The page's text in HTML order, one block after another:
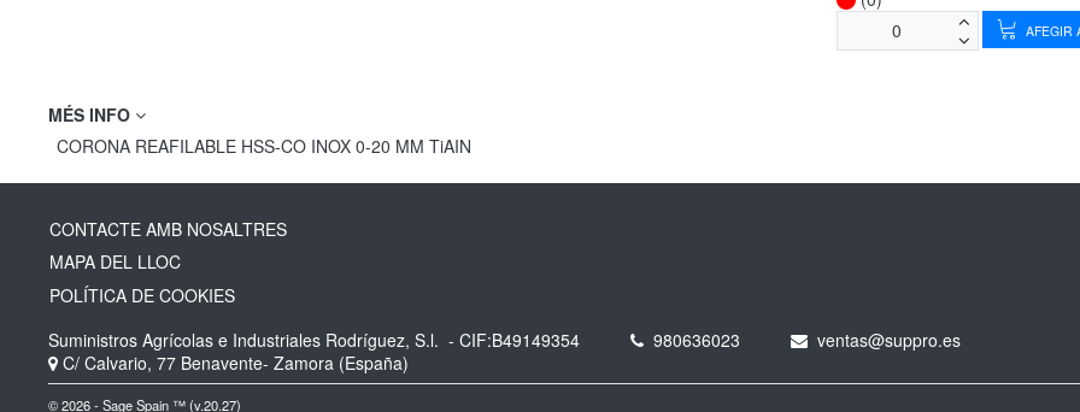
AFEGIR
MÉS INFO
CORONA REAFILABLE HSS-CO INOX 0-20 MM TiAIN
CONTACTE AMB NOSALTRES
MAPA DEL LLOC
POLÍTICA DE COOKIES
Suministros Agrícolas e Industriales Rodríguez, S.l. - CIF:B49149354
C/ Calvario, 77 Benavente- Zamora (España)
980636023 ventas@suppro.es
© 2026 - Sage Spain ™ (v.20.27)